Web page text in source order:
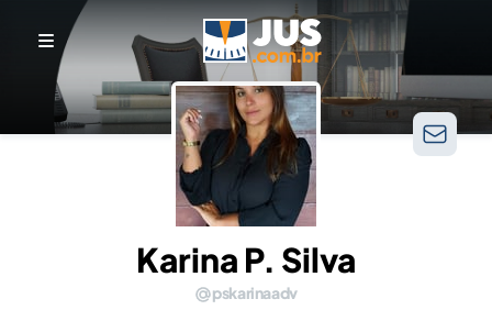
Karina P. Silva
pskarinaadv